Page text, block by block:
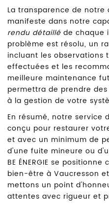
La transparence de
manifeste dans notre
rendu détaillé de chaque
problème est résolu, un
incluant les observations
effectuées et les
meilleure maintenance
permettra de prendre
à la gestion de votre
En résumé, notre service
conçu pour restaurer
et avec un minimum de
d'une fuite mineure ou
BE ÉNERGIE se
bien-être à Vaucresson
mettons un point
attentes avec rigueur et